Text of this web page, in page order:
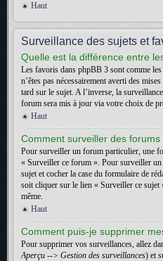
Haut
Surveillance des sujets et
Quelle est la différence entre
Les favoris dans phpBB 3 sont comme
n’êtes pas nécessairement averti des
tard sur le sujet. A l’inverse, la
forum sera mis à jour via votre choix de
Haut
Comment surveiller des
Pour surveiller un forum particulier, une
« Surveiller ce forum ». Pour surveiller
sujet et cocher la case du formulaire de
soit cliquer sur le lien « Surveiller ce
même.
Haut
Comment puis-je supprimer
Pour supprimer vos surveillances, allez
Aperçu --> Gestion des surveillances) et